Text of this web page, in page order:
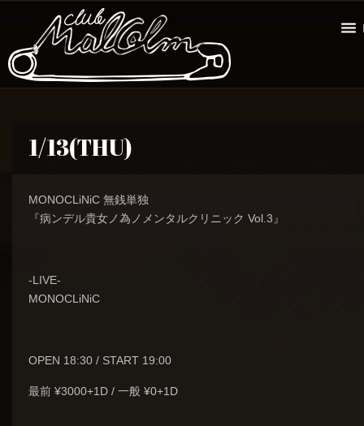
1/13(THU)
MONOCLiNiC 無銭単独
『病ンデル貴女ノ為ノメンタルクリニック Vol.3』
-LIVE-
MONOCLiNiC
OPEN 18:30 / START 19:00
最前 ¥3000+1D / 一般 ¥0+1D